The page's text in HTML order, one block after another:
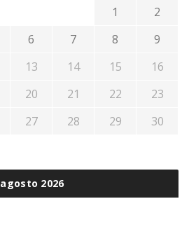
agosto 2026
1
2
6 7 8
9
13 14 15
16
20 21 22
23
27 28 29
30